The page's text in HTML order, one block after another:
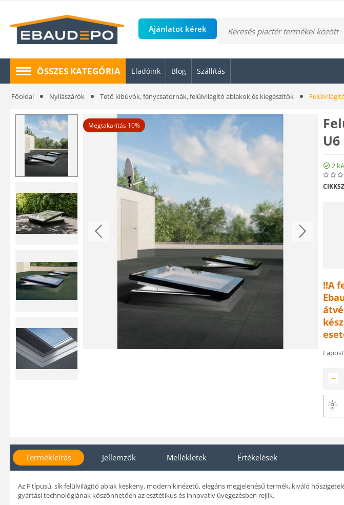
Ajánlatot kérek
ÖSSZES KATEGÓRIA Eladóink Blog Szállítás
Főoldal Nyílászárók Tető kibúvók, fénycsatornák, felülvilágító ablakok és kiegészítők
Megtakarítás 10%
U6
2
!!A
−
Termékleírás Jellemzők Mellékletek Értékelések
Az F típusú, sík felülvilágító ablak keskeny, modern kinézetű, elegáns megjelenésű termék, kiváló
gyártási technológiának köszönhetően az esztétikus és innovatív üvegezésben rejlik.